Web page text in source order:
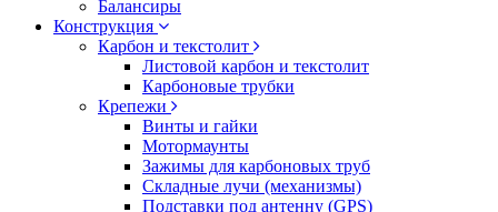
Балансиры
Конструкция
Карбон и текстолит
Листовой карбон и текстолит
Карбоновые трубки
Крепежи
Винты и гайки
Мотормаунты
Зажимы для карбоновых труб
Складные лучи (механизмы)
Подставки под антенну (GPS)